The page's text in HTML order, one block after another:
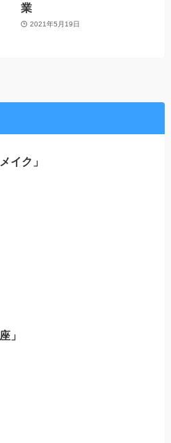
業
2021年5月19日
イク」
」